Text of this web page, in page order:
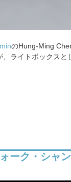
のHung-Ming
、ライトボックスと
ーク・シャ